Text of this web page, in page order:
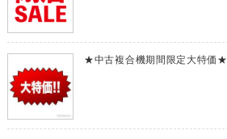
★中古複合機期間限定大特価★